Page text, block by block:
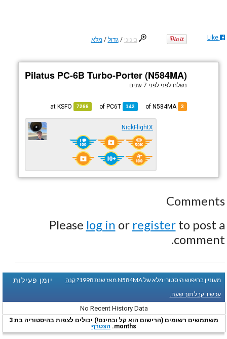
בינוני /גדול /מלא Like
Pilatus PC-6B Turbo-Porter (N584MA)
נשלח לפני לפני 7 שנים
3
142
PC6T
7266
KSFO
NickFlightX
Comments
Please log in or registerto post a
comment.
יומן פעילות מעוניין בחיפוש היסטורי מלא של N584MA מאז שנת 1998?
קנה
עכשיו. קבל תוך שעה.
No Recent History Data
משתמשים רשומים (הרישום הוא קל ובחינם!) יכולים לצפות בהיסטוריה בת 3
months. הצטרף